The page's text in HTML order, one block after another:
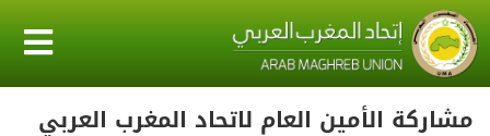
مشاركة الأمين العام لاتحاد المغرب العربي